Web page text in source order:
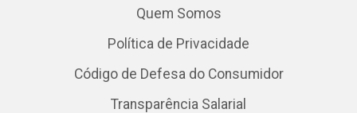
Quem Somos
Política de Privacidade
Código de Defesa do Consumidor
Transparência Salarial